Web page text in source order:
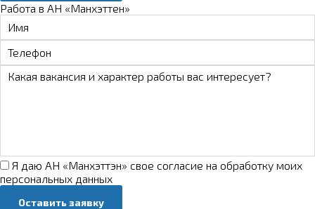
Работа в АН «Манхэттен»
Я даю АН «Манхэттэн» свое согласие на обработку моих
персональных данных
Оставить заявку